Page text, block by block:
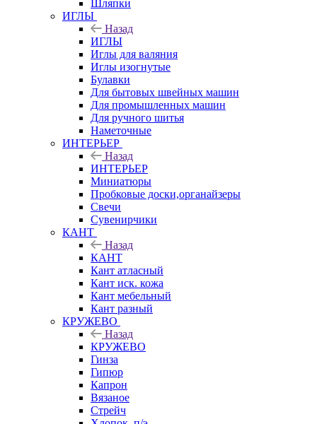
Шляпки
ИГЛЫ
Назад
ИГЛЫ
Иглы для валяния
Иглы изогнутые
Булавки
Для бытовых швейных машин
Для промышленных машин
Для ручного шитья
Наметочные
ИНТЕРЬЕР
Назад
ИНТЕРЬЕР
Миниатюры
Пробковые доски,органайзеры
Свечи
Сувенирчики
КАНТ
Назад
КАНТ
Кант атласный
Кант иск. кожа
Кант мебельный
Кант разный
КРУЖЕВО
Назад
КРУЖЕВО
Гинза
Гипюр
Капрон
Вязаное
Стрейч